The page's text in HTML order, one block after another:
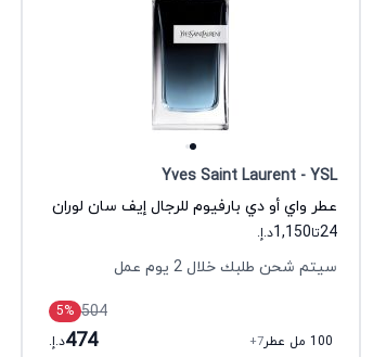
Yves Saint Laurent - YSL
عطر واي أو دي بارفيوم للرجال إيف سان لوران
24تا1,150د.إ.
سيتم شحن طلبك خلال 2 يوم عمل
504
5%
100 مل عطر
+7
474د.إ.